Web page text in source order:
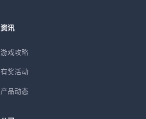
资讯
游戏攻略
有奖活动
产品动态